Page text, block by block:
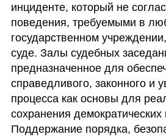
инциденте, который не
поведения, требуемыми в
государственном
суде. Залы судебных
предназначенное для
справедливого, законного и
процесса как основы для
сохранения демократических
Поддержание порядка,